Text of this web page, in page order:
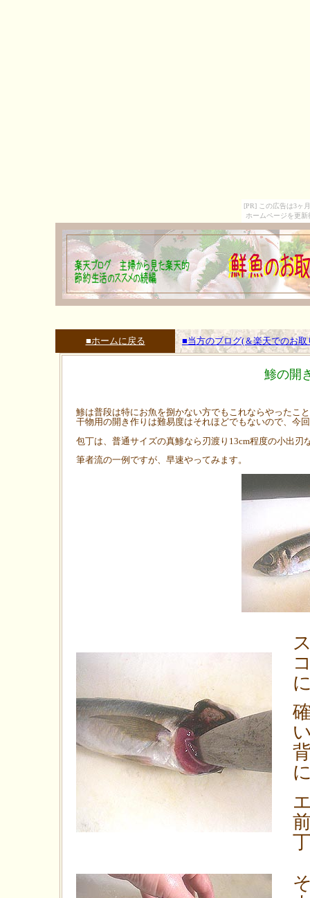
[PR] この広告は3ヶ
ホームページを更
■ホームに戻る ■当方のブログ(＆楽天でのお
鯵の開
鯵は普段は特にお魚を捌かない方でもこれならやったこ
干物用の開き作りは難易度はそれほどでもないので、今
包丁は、普通サイズの真鯵なら刃渡り13cm程度の小出
筆者流の一例ですが、早速やってみます。